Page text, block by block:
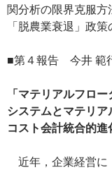
関分析の限界克服
「脱農業衰退」政策
■第４報告 今井 範
「マテリアルフロ
システムとマテリア
コスト会計統合的
近年，企業経営に